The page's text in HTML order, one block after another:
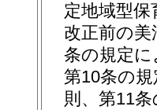
定地域型
改正前の
条の規定
第10条の
則、第11